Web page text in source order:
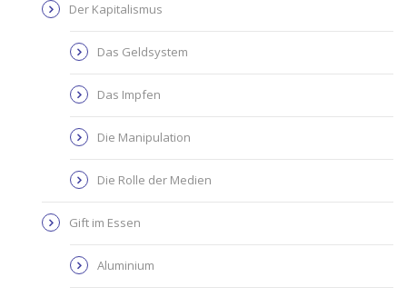
Der Kapitalismus
Das Geldsystem
Das Impfen
Die Manipulation
Die Rolle der Medien
Gift im Essen
Aluminium